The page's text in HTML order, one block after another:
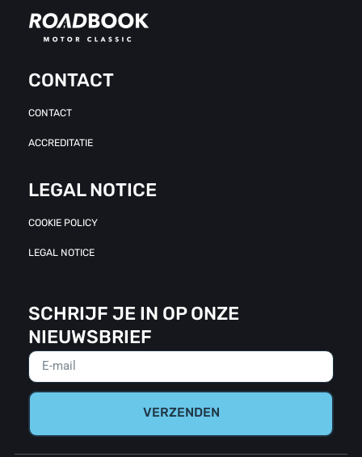
CONTACT
CONTACT
ACCREDITATIE
LEGAL NOTICE
COOKIE POLICY
LEGAL NOTICE
SCHRIJF JE IN OP ONZE
NIEUWSBRIEF
VERZENDEN